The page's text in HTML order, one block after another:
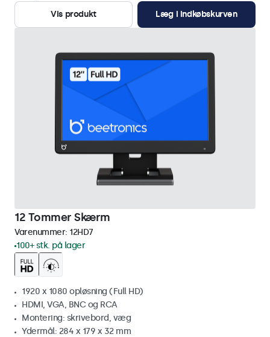
Vis produkt
Læg i indkøbskurven
12 Tommer Skærm
Varenummer: 12HD7
100+ stk. på lager
1920 x 1080 opløsning (Full HD)
HDMI, VGA, BNC og RCA
Montering: skrivebord, væg
Ydermål: 284 x 179 x 32 mm